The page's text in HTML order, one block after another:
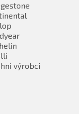
výrobci